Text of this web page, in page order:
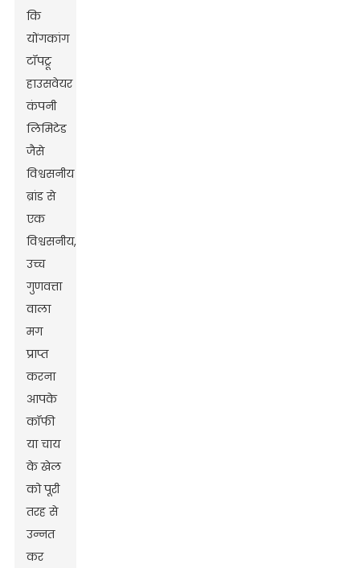
कि
योंगकांग
टॉपट्रू
हाउसवेयर
कंपनी
लिमिटेड
जैसे
विश्वसनीय
ब्रांड से
एक
विश्वसनीय,
उच्च
गुणवत्ता
वाला
मग
प्राप्त
करना
आपके
कॉफी
या चाय
के खेल
को पूरी
तरह से
उन्नत
कर